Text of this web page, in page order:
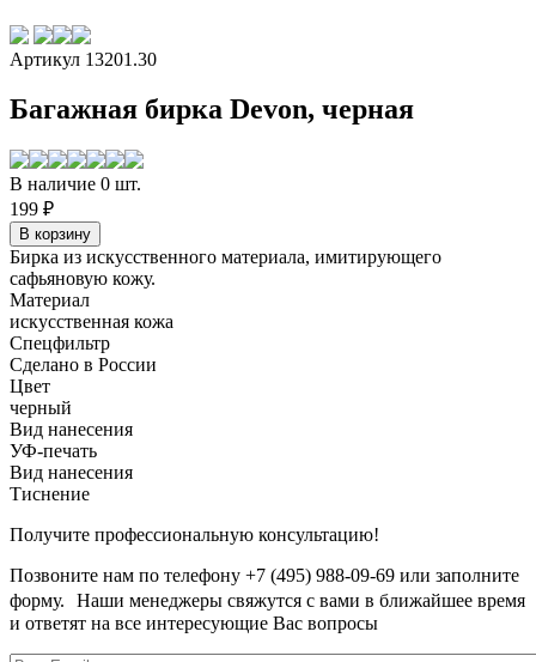
Артикул 13201.30
Багажная бирка Devon, черная
В наличие 0 шт.
199 ₽
Бирка из искусственного материала, имитирующего
сафьяновую кожу.
Материал
искусственная кожа
Спецфильтр
Сделано в России
Цвет
черный
Вид нанесения
УФ-печать
Вид нанесения
Тиснение
Получите профессиональную консультацию!
Позвоните нам по телефону +7 (495) 988-09-69 или заполните
форму. Наши менеджеры свяжутся с вами в ближайшее время
и ответят на все интересующие Вас вопросы